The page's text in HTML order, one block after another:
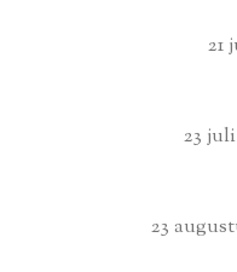
21
23
23